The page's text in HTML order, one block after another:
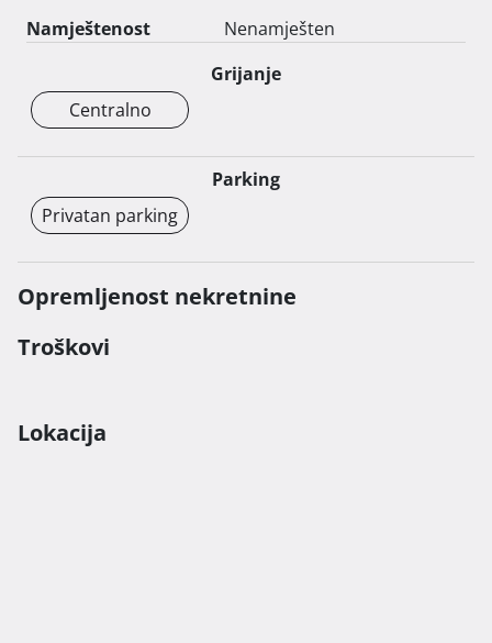
Namještenost
Nenamješten
Grijanje
Centralno
Parking
Privatan parking
Opremljenost nekretnine
Troškovi
Lokacija